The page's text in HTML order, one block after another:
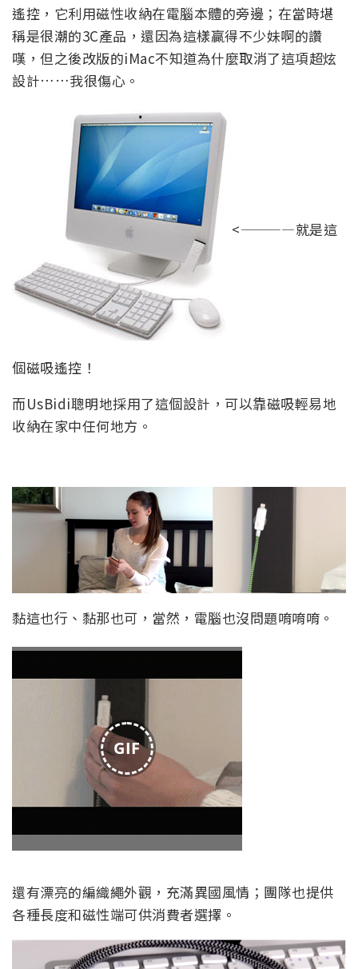
遙控，它利用磁性收納在電腦本體的旁邊；在當時堪
稱是很潮的3C產品，還因為這樣贏得不少妹啊的讚
嘆，但之後改版的iMac不知道為什麼取消了這項超炫
設計……我很傷心。
<————就是這
個磁吸遙控！
而UsBidi聰明地採用了這個設計，可以靠磁吸輕易地
收納在家中任何地方。
黏這也行、黏那也可，當然，電腦也沒問題唷唷唷。
GIF
還有漂亮的編織繩外觀，充滿異國風情；團隊也提供
各種長度和磁性端可供消費者選擇。